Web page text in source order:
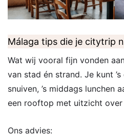
Málaga tips die je citytrip
Wat wij vooral fijn vonden
van stad én strand. Je kunt
snuiven, ’s middags lunchen
een rooftop met uitzicht over
Ons advies: